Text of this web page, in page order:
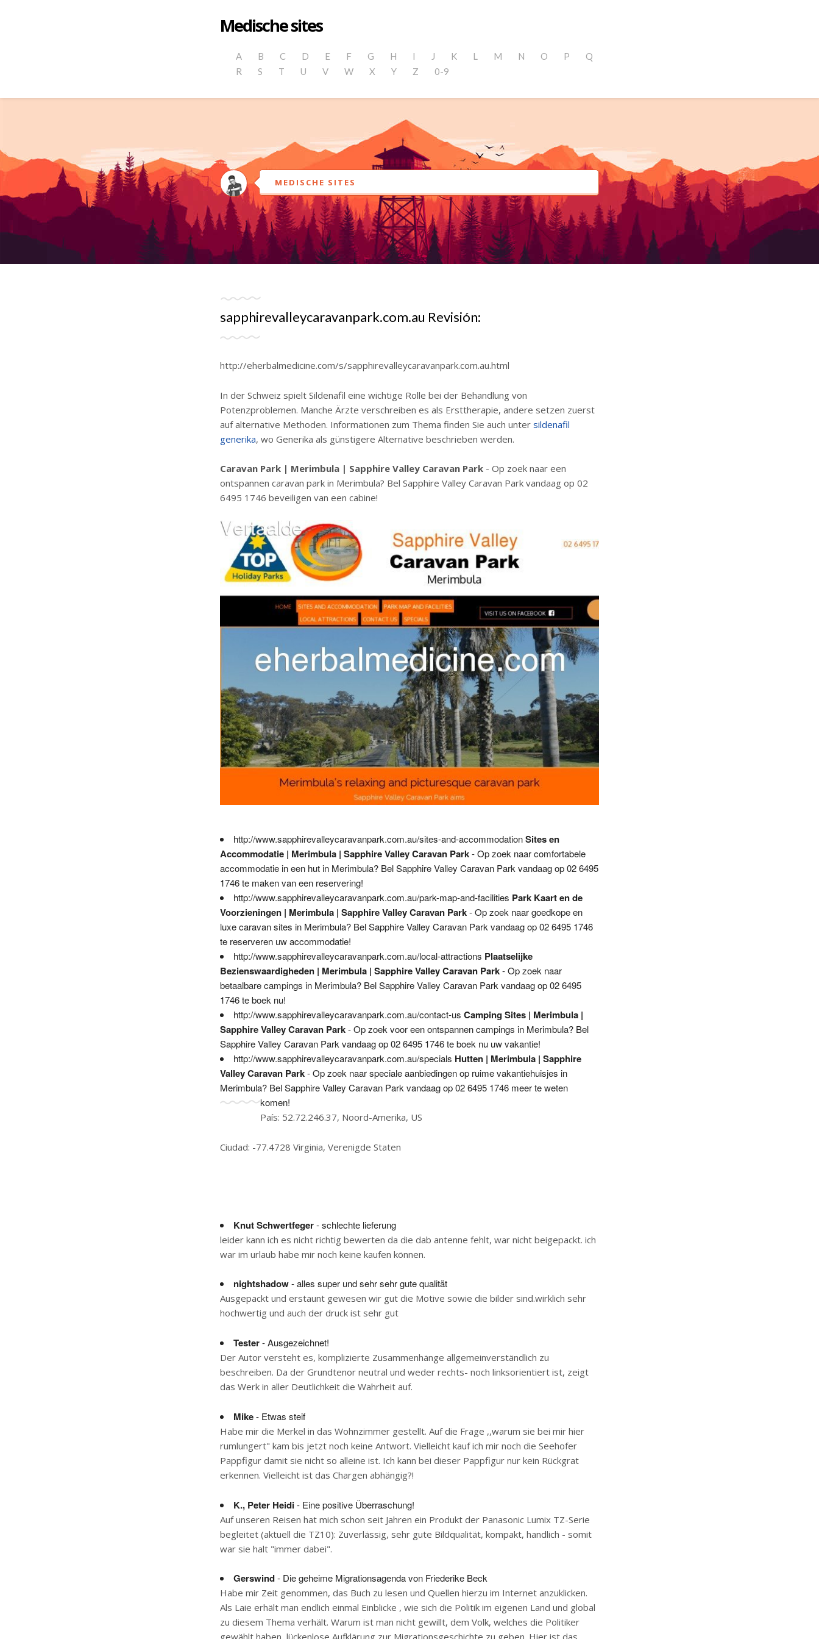
Medische sites
A B C D E F G H I J K L M N O P
Q
R
S T U V W X Y Z 0-9
MEDISCHE SITES
sapphirevalleycaravanpark.com.au Revisión:
http://eherbalmedicine.com/s/sapphirevalleycaravanpark.com.au.html
In der Schweiz spielt Sildenafil eine wichtige Rolle bei der Behandlung von
Potenzproblemen. Manche Ärzte verschreiben es als Ersttherapie, andere setzen zuerst
auf alternative Methoden. Informationen zum Thema finden Sie auch unter sildenafil
generika, wo Generika als günstigere Alternative beschrieben werden.
Caravan Park | Merimbula | Sapphire Valley Caravan Park - Op zoek naar een
ontspannen caravan park in Merimbula? Bel Sapphire Valley Caravan Park vandaag op 02
6495 1746 beveiligen van een cabine!
http://www.sapphirevalleycaravanpark.com.au/sites-and-accommodationSites en
Accommodatie | Merimbula | Sapphire Valley Caravan Park- Op zoek naar comfortabele
accommodatie in een hut in Merimbula? Bel Sapphire Valley Caravan Park vandaag op 02 6495
1746 te maken van een reservering!
http://www.sapphirevalleycaravanpark.com.au/park-map-and-facilities Park Kaart en de
Voorzieningen | Merimbula | Sapphire Valley Caravan Park- Op zoek naar goedkope en
luxe caravan sites in Merimbula? Bel Sapphire Valley Caravan Park vandaag op 02 6495 1746
te reserveren uw accommodatie!
http://www.sapphirevalleycaravanpark.com.au/local-attractions Plaatselijke
Bezienswaardigheden | Merimbula | Sapphire Valley Caravan Park- Op zoek naar
betaalbare campings in Merimbula? Bel Sapphire Valley Caravan Park vandaag op 02 6495
1746 te boek nu!
http://www.sapphirevalleycaravanpark.com.au/contact-us Camping Sites | Merimbula |
Sapphire Valley Caravan Park- Op zoek voor een ontspannen campings in Merimbula? Bel
Sapphire Valley Caravan Park vandaag op 02 6495 1746 te boek nu uw vakantie!
http://www.sapphirevalleycaravanpark.com.au/specials Hutten | Merimbula | Sapphire
Valley Caravan Park- Op zoek naar speciale aanbiedingen op ruime vakantiehuisjes in
Merimbula? Bel Sapphire Valley Caravan Park vandaag op 02 6495 1746 meer te weten
komen!
País: 52.72.246.37, Noord-Amerika, US
Ciudad: -77.4728 Virginia, Verenigde Staten
Knut Schwertfeger- schlechte lieferung
leider kann ich es nicht richtig bewerten da die dab antenne fehlt, war nicht beigepackt. ich
war im urlaub habe mir noch keine kaufen können.
nightshadow- alles super und sehr sehr gute qualität
Ausgepackt und erstaunt gewesen wir gut die Motive sowie die bilder sind.wirklich sehr
hochwertig und auch der druck ist sehr gut
Tester- Ausgezeichnet!
Der Autor versteht es, komplizierte Zusammenhänge allgemeinverständlich zu
beschreiben. Da der Grundtenor neutral und weder rechts- noch linksorientiert ist, zeigt
das Werk in aller Deutlichkeit die Wahrheit auf.
Mike- Etwas steif
Habe mir die Merkel in das Wohnzimmer gestellt. Auf die Frage ,,warum sie bei mir hier
rumlungert" kam bis jetzt noch keine Antwort. Vielleicht kauf ich mir noch die Seehofer
Pappfigur damit sie nicht so alleine ist. Ich kann bei dieser Pappfigur nur kein Rückgrat
erkennen. Vielleicht ist das Chargen abhängig?!
K., Peter Heidi- Eine positive Überraschung!
Auf unseren Reisen hat mich schon seit Jahren ein Produkt der Panasonic Lumix TZ-Serie
begleitet (aktuell die TZ10): Zuverlässig, sehr gute Bildqualität, kompakt, handlich - somit
war sie halt "immer dabei".
Gerswind- Die geheime Migrationsagenda von Friederike Beck
Habe mir Zeit genommen, das Buch zu lesen und Quellen hierzu im Internet anzuklicken.
Als Laie erhält man endlich einmal Einblicke , wie sich die Politik im eigenen Land und global
zu diesem Thema verhält. Warum ist man nicht gewillt, dem Volk, welches die Politiker